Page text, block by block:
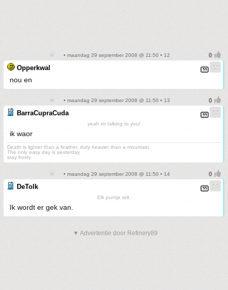
• maandag 29 september 2008 @ 11:50 • 12
Opperkwal
nou en
• maandag 29 september 2008 @ 11:50 • 13
BarraCupraCuda
yeah im talking to you!
ik waor
Death is lighter than a feather, duty heavier than a mountain.
The only easy day is yesterday
stay frosty
• maandag 29 september 2008 @ 11:50 • 14
DeTolk
Elk puntje telt.
Ik wordt er gek van.
▼ Advertentie door Refinery89